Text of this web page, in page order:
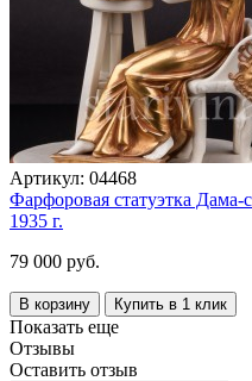
Артикул: 04468
Фарфоровая статуэтка Дама-
1935 г.
79 000 руб.
В корзину Купить в 1 клик
Показать еще
Отзывы
Оставить отзыв